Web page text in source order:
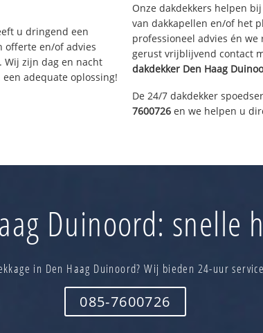
u dringend een
offerte en/of advies
Wij zijn dag en nacht
adequate oplossing!
Onze dakdekkers helpen
van dakkapellen en/of het
professioneel advies én
gerust vrijblijvend contact
dakdekker Den Haag
De 24/7 dakdekker
7600726 en we helpen u
Duinoord: snelle
in Den Haag Duinoord? Wij bieden 24-uur
085-7600726